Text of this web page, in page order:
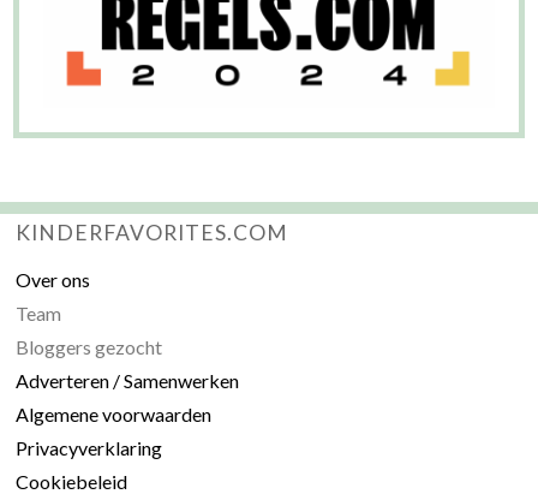
KINDERFAVORITES.COM
Over ons
Team
Bloggers gezocht
Adverteren / Samenwerken
Algemene voorwaarden
Privacyverklaring
Cookiebeleid